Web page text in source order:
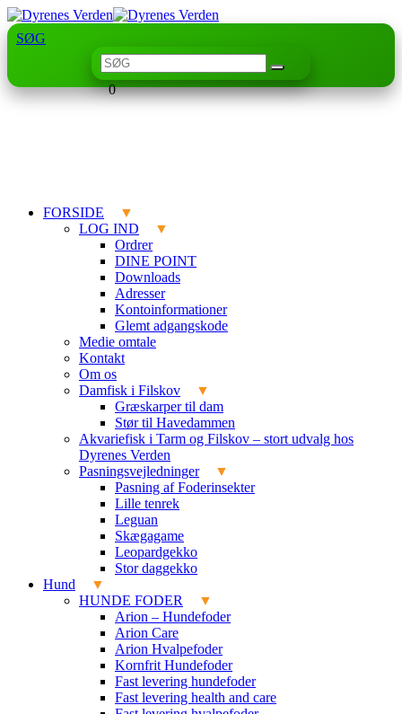
SØG
0
FORSIDE
LOG IND
Ordrer
DINE POINT
Downloads
Adresser
Kontoinformationer
Glemt adgangskode
Medie omtale
Kontakt
Om os
Damfisk i Filskov
Græskarper til dam
Stør til Havedammen
Akvariefisk i Tarm og Filskov – stort udvalg hos
Dyrenes Verden
Pasningsvejledninger
Pasning af Foderinsekter
Lille tenrek
Leguan
Skægagame
Leopardgekko
Stor daggekko
Hund
HUNDE FODER
Arion – Hundefoder
Arion Care
Arion Hvalpefoder
Kornfrit Hundefoder
Fast levering hundefoder
Fast levering health and care